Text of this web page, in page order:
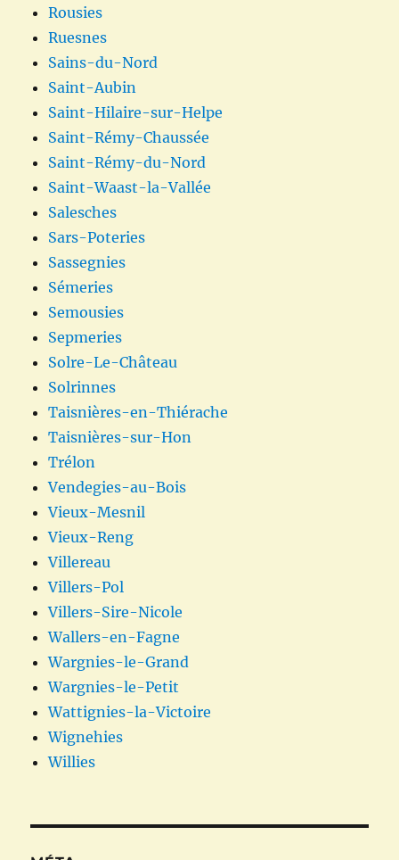
Rousies
Ruesnes
Sains-du-Nord
Saint-Aubin
Saint-Hilaire-sur-Helpe
Saint-Rémy-Chaussée
Saint-Rémy-du-Nord
Saint-Waast-la-Vallée
Salesches
Sars-Poteries
Sassegnies
Sémeries
Semousies
Sepmeries
Solre-Le-Château
Solrinnes
Taisnières-en-Thiérache
Taisnières-sur-Hon
Trélon
Vendegies-au-Bois
Vieux-Mesnil
Vieux-Reng
Villereau
Villers-Pol
Villers-Sire-Nicole
Wallers-en-Fagne
Wargnies-le-Grand
Wargnies-le-Petit
Wattignies-la-Victoire
Wignehies
Willies